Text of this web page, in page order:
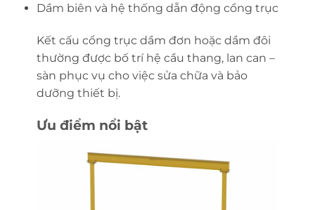
Dầm biên và hệ thống dẫn động cổng trục
Kết cấu cổng trục dầm đơn hoặc dầm đôi
thường được bố trí hệ cầu thang, lan can –
sàn phục vụ cho việc sửa chữa và bảo
dưỡng thiết bị.
Ưu điểm nổi bật